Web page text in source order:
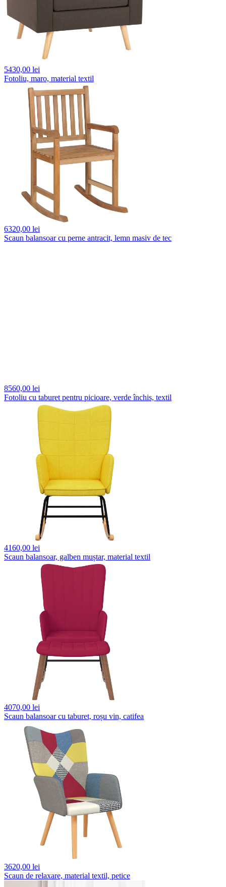
5430,00 lei
Fotoliu, maro, material textil
6320,00 lei
Scaun balansoar cu perne antracit, lemn masiv de tec
8560,00 lei
Fotoliu cu taburet pentru picioare, verde închis, textil
4160,00 lei
Scaun balansoar, galben muștar, material textil
4070,00 lei
Scaun balansoar cu taburet, roșu vin, catifea
3620,00 lei
Scaun de relaxare, material textil, petice